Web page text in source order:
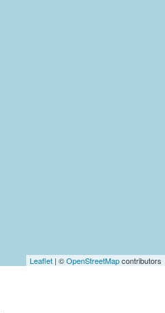
Leaflet | ©OpenStreetMapcontributors